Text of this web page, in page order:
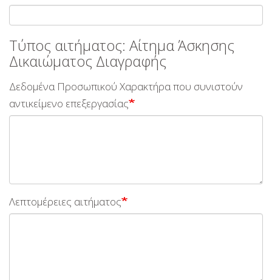
Τύπος αιτήματος: Αίτημα Άσκησης
Δικαιώματος Διαγραφής
Δεδομένα Προσωπικού Χαρακτήρα που συνιστούν
αντικείμενο επεξεργασίας
Λεπτομέρειες αιτήματος